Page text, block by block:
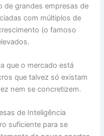
de grandes empresas de
com múltiplos de
(o famoso
que o mercado está
que talvez só existam
nem se concretizem.
de Inteligência
suficiente para se